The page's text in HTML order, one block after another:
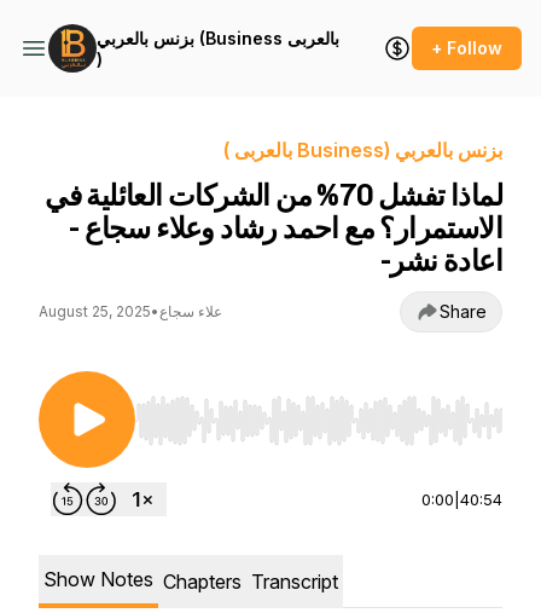
بزنس بالعربي (Business بالعربى
)
+ Follow
بزنس بالعربي (Business بالعربى )
لماذا تفشل 70% من الشركات العائلية في
الاستمرار؟ مع احمد رشاد وعلاء سجاع -
اعادة نشر-
August 25, 2025•علاء سجاع Share
Use Left/Right to seek, Home/End to jump to
0:00 40:54
Show Notes Chapters Transcript